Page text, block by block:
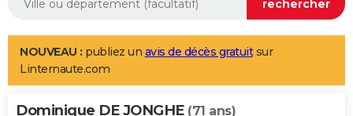
Aménagement intérieur
LIFESTYLE
Art de vivre
Bien-être
Loisirs
Mode
Modes de vie
Alimentation
Guide de la santé
Maladies
Médicaments
Sommeil
VOYAGE
NOUVEAU : publiez un avis de décès gratuitsur
Linternaute.com
Dominique DE JONGHE (71 ans)